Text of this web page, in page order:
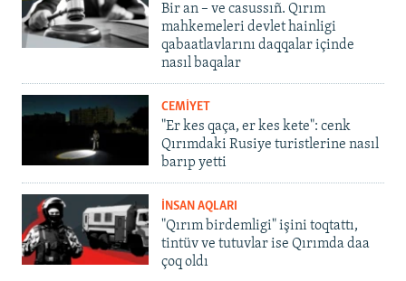
Bir an – ve casussıñ. Qırım
mahkemeleri devlet hainligi
qabaatlavlarını daqqalar içinde
nasıl baqalar
CEMİYET
"Er kes qaça, er kes kete": cenk
Qırımdaki Rusiye turistlerine nasıl
barıp yetti
İNSAN AQLARI
"Qırım birdemligi" işini toqtattı,
tintüv ve tutuvlar ise Qırımda daa
çoq oldı